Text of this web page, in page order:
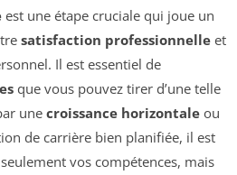
est une étape cruciale qui joue un
satisfaction professionnelle et
Il est essentiel de
que vous pouvez tirer d’une telle
une croissance horizontale ou
de carrière bien planifiée, il est
vos compétences, mais